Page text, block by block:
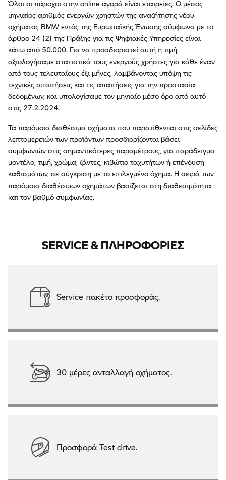
Όλοι οι πάροχοι στην online αγορά είναι εταιρείες. Ο μέσος
μηνιαίος αριθμός ενεργών χρηστών της αναζήτησης νέου
οχήματος BMW εντός της Ευρωπαϊκής Ένωσης σύμφωνα με το
άρθρο 24 (2) της Πράξης για τις Ψηφιακές Υπηρεσίες είναι
κάτω από 50.000. Για να προσδιοριστεί αυτή η τιμή,
αξιολογήσαμε στατιστικά τους ενεργούς χρήστες για κάθε έναν
από τους τελευταίους έξι μήνες, λαμβάνοντας υπόψη τις
τεχνικές απαιτήσεις και τις απαιτήσεις για την προστασία
δεδομένων, και υπολογίσαμε τον μηνιαίο μέσο όρο από αυτό
στις 27.2.2024.
Τα παρόμοια διαθέσιμα οχήματα που παρατίθενται στις σελίδες
λεπτομερειών των προϊόντων προσδιορίζονται βάσει
συμφωνιών στις σημαντικότερες παραμέτρους, για παράδειγμα
μοντέλο, τιμή, χρώμα, ζάντες, κιβώτιο ταχυτήτων ή επένδυση
καθισμάτων, σε σύγκριση με το επιλεγμένο όχημα. Η σειρά των
παρόμοια διαθέσιμων οχημάτων βασίζεται στη διαθεσιμότητα
και τον βαθμό συμφωνίας.
SERVICE & ΠΛΗΡΟΦΟΡΙΕΣ
Service πακέτο προσφοράς.
30 μέρες ανταλλαγή οχήματος.
Προσφορά Test drive.